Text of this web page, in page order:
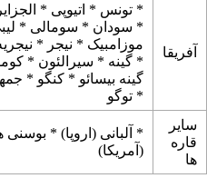
آفریقا
* تونس * اتیوپی * الجزایر
* سودان * سومالی *
موزامبیک * نیجر *
* گینه * سیرالئون *
گینه بیسائو * کنگو *
* توگو
سایر
قاره
ها
* آلبانی (اروپا) * بوسنی
(آمریکا)